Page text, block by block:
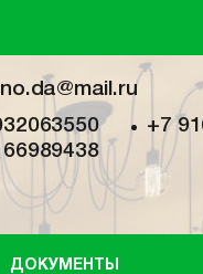
+7
ДОКУМЕНТЫ